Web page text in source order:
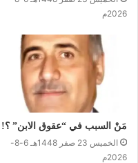
2026م
مَنْ السبب في “عقوق الابن” ؟!
الخميس 23 صفر 1448هـ 6-8-
2026م